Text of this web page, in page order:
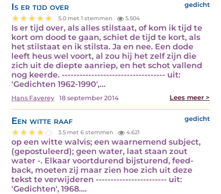
Is er tijd over gedicht
5.0 met 1 stemmen 5.504
Is er tijd over, als alles stilstaat, of kom ik tijd te
kort om dood te gaan, schiet de tijd te kort, als
het stilstaat en ik stilsta. Ja en nee. Een dode
leeft heus wel voort, al zou hij het zelf zijn die
zich uit de diepte aanriep, en het schot vallend
nog keerde. ----------------------------------- uit:
'Gedichten 1962-1990',…
Hans Faverey 18 september 2014 Lees meer >
Een witte raaf gedicht
3.5 met 6 stemmen 4.621
op een witte walvis; een waarnemend subject,
(gepostuleerd); geen water, laat staan zout
water -. Elkaar voortdurend bijsturend, feed-
back, moeten zij maar zien hoe zich uit deze
tekst te verwijderen ------------------------ uit:
'Gedichten', 1968.…